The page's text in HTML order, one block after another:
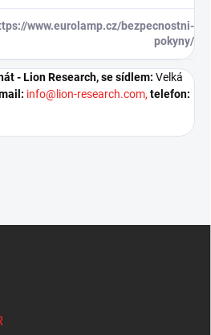
www.eurolamp.cz/bezpecnostni-
pokyny/
- Lion Research,se sídlem: Velká
info@lion-research.com, telefon: